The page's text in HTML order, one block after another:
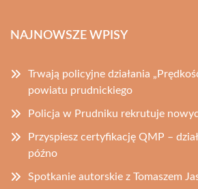
NAJNOWSZE WPISY
Trwają policyjne działania
powiatu prudnickiego
Policja w Prudniku rekrutuje
Przyspiesz certyfikację QMP –
późno
Spotkanie autorskie z Tomaszem